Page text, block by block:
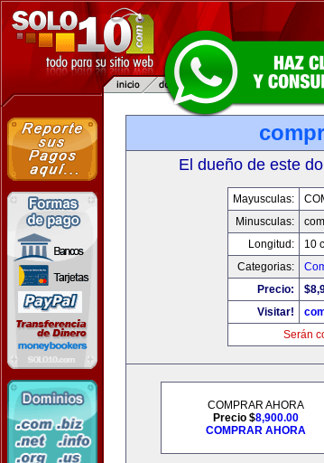
El dueño de este
Mayusculas:
Minusculas:
Longitud:
10
Categorias:
Precio:
Visitar!
Serán
COMPRAR AHORA
Precio $8,900.00
COMPRAR AHORA